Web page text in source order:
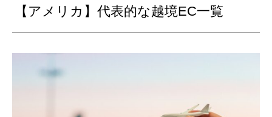
【アメリカ】代表的な越境EC一覧